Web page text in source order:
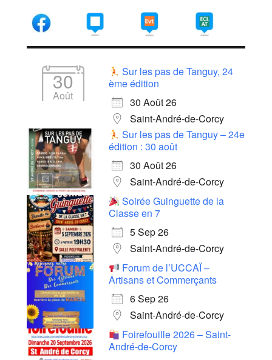
30
Août
Sur les pas de Tanguy, 24
ème édition
30 Août 26
Saint-André-de-Corcy
Sur les pas de Tanguy – 24e
édition : 30 août
30 Août 26
Saint-André-de-Corcy
Soirée Guinguette de la
Classe en 7
5 Sep 26
Saint-André-de-Corcy
Forum de l’UCCAÏ –
Artisans et Commerçants
6 Sep 26
Saint-André-de-Corcy
Foirefouille 2026 – Saint-
André-de-Corcy